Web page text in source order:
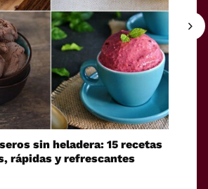
sin heladera: 15 recetas
rápidas y refrescantes